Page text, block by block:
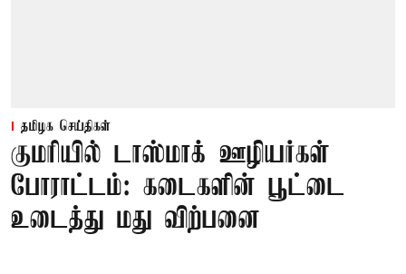
தமிழக செய்திகள்
குமரியில் டாஸ்மாக் ஊழியர்கள்
போராட்டம்: கடைகளின் பூட்டை
உடைத்து மது விற்பனை